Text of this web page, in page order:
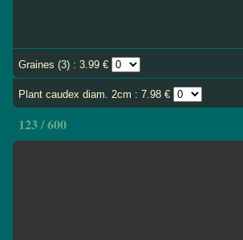
Graines (3) : 3.99 €
Plant caudex diam. 2cm : 7.98 €
123 / 600